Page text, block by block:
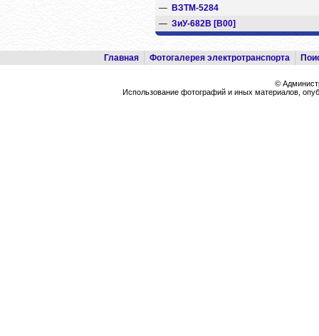
— ВЗТМ-5284
— ЗиУ-682В [В00]
Главная Фотогалерея электротранспорта
©
Использование фотографий и иных материалов,